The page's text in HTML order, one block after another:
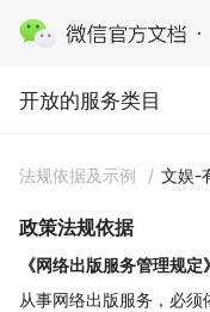
开放的服务类目
开放的服务类目
法规依据及示例 / 文娱-
政策法规依据
《网络出版服务管理规定
从事网络出版服务，必